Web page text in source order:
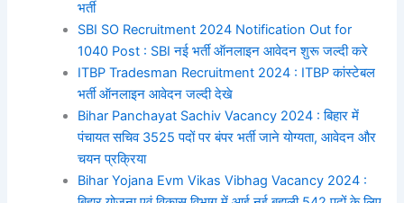
भर्ती
SBI SO Recruitment 2024 Notification Out for
1040 Post : SBI नई भर्ती ऑनलाइन आवेदन शुरू जल्दी करे
ITBP Tradesman Recruitment 2024 : ITBP कांस्टेबल
भर्ती ऑनलाइन आवेदन जल्दी देखे
Bihar Panchayat Sachiv Vacancy 2024 : बिहार में
पंचायत सचिव 3525 पदों पर बंपर भर्ती जाने योग्यता, आवेदन और
चयन प्रक्रिया
Bihar Yojana Evm Vikas Vibhag Vacancy 2024 :